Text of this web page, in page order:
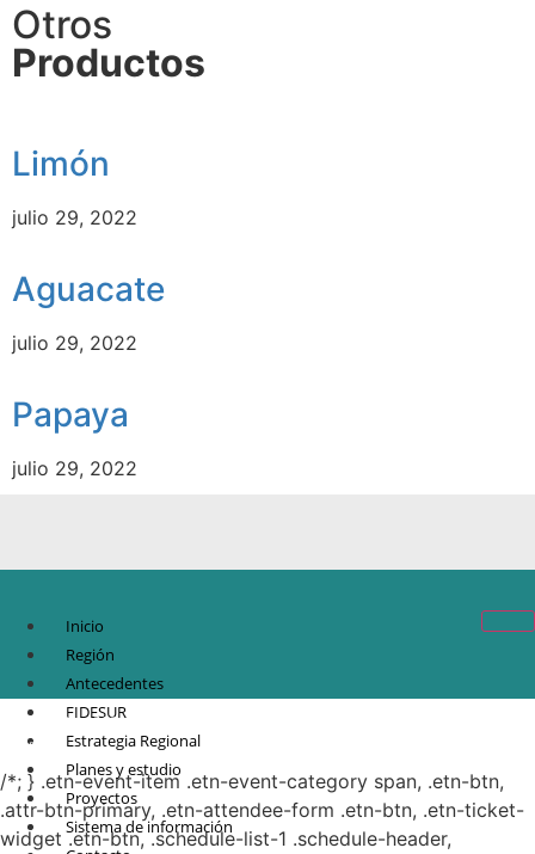
Otros
Productos
Limón
julio 29, 2022
Aguacate
julio 29, 2022
Papaya
julio 29, 2022
Inicio
Región
Antecedentes
FIDESUR
Estrategia Regional
Planes y estudio
Proyectos
Sistema de información
© Copyright 2021.
Sureste.
/*; } .etn-event-item .etn-event-category span, .etn-btn,
.attr-btn-primary, .etn-attendee-form .etn-btn, .etn-ticket-
widget .etn-btn, .schedule-list-1 .schedule-header,